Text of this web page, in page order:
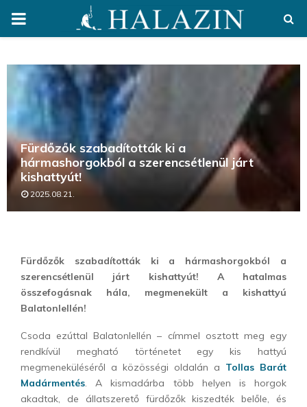
PRIMARY
Fürdőzők szabadították ki a
hármashorgokból a szerencsétlenül járt
kishattyút!
2025.08.21.
Fürdőzők szabadították ki a hármashorgokból a
szerencsétlenül járt kishattyút! A hatalmas
összefogásnak hála, megmenekült a kishattyú
Balatonlellén!
Csoda ezúttal Balatonlellén – címmel osztott meg egy
rendkívül megható történetet egy kis hattyú
megmeneküléséről a közösségi oldalán a Tollas Barát
Madármentés. A kismadárba több helyen is horgok
akadtak, de állatszerető fürdőzők kiszedték belőle, és